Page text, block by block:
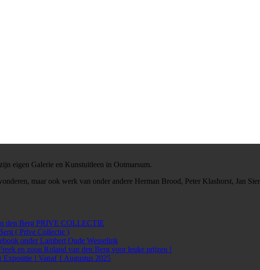
eigen Galerie en Kunstuitleen in Ootmarsum.
maar ook werk van onder andere Herman Brood, Peter Klashorst, Jan
den Berg PRIVE COLLECTIE
( Prive Collectie )
onder Lambert Oude Wesselink
en zoon Roland van den Berg voor leuke prijzen !
Expositie ! Vanaf 1 Augustus 2025